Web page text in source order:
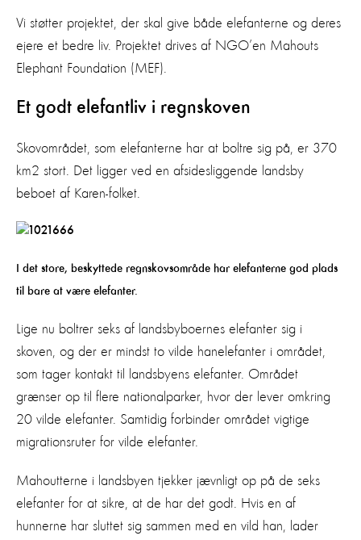
Vi støtter projektet, der skal give både elefanterne og deres
ejere et bedre liv. Projektet drives af NGO’en Mahouts
Elephant Foundation (MEF).
Et godt elefantliv i regnskoven
Skovområdet, som elefanterne har at boltre sig på, er 370
km2 stort. Det ligger ved en afsidesliggende landsby
beboet af Karen-folket.
I det store, beskyttede regnskovsområde har elefanterne god plads
til bare at være elefanter.
Lige nu boltrer seks af landsbyboernes elefanter sig i
skoven, og der er mindst to vilde hanelefanter i området,
som tager kontakt til landsbyens elefanter. Området
grænser op til flere nationalparker, hvor der lever omkring
20 vilde elefanter. Samtidig forbinder området vigtige
migrationsruter for vilde elefanter.
Mahoutterne i landsbyen tjekker jævnligt op på de seks
elefanter for at sikre, at de har det godt. Hvis en af
hunnerne har sluttet sig sammen med en vild han, lader